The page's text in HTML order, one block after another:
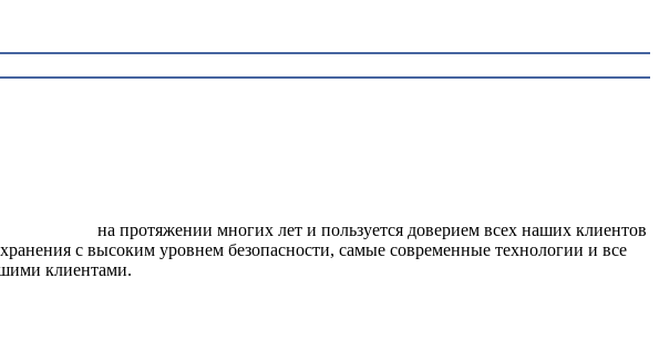
на протяжении многих лет и пользуется доверием всех наших клиентов
с высоким уровнем безопасности, самые современные технологии и все
клиентами.